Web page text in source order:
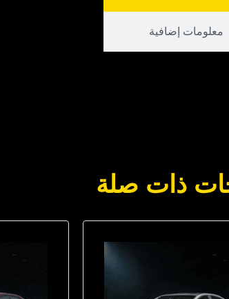
معلومات إضافية
ذات صلة